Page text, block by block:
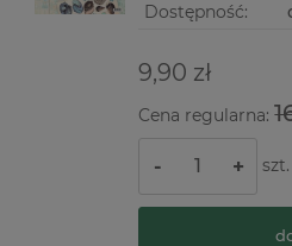
Dostępność:
9,90 zł
Cena regularna:
- + szt.